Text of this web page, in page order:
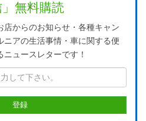
」無料購読
店からのお知らせ・各種キャン
ニアの生活事情・車に関する便
ュースレターです！